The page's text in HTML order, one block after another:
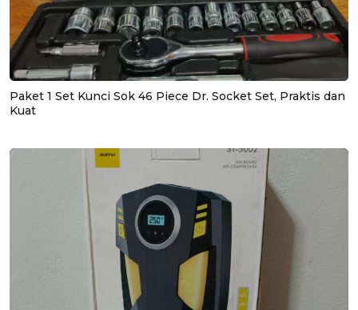
Paket 1 Set Kunci Sok 46 Piece Dr. Socket Set, Praktis dan
Kuat